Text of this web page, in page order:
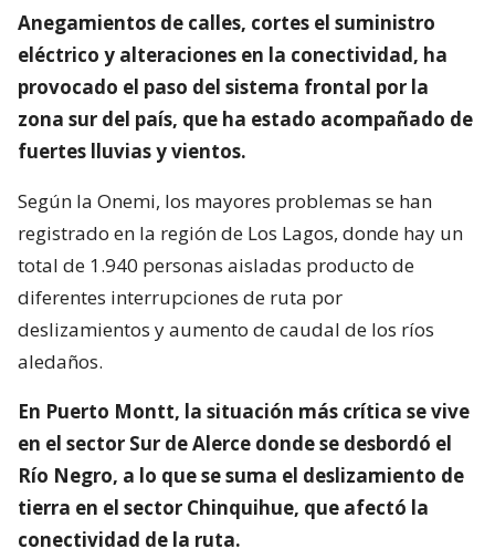
Anegamientos de calles, cortes el suministro
eléctrico y alteraciones en la conectividad, ha
provocado el paso del sistema frontal por la
zona sur del país, que ha estado acompañado de
fuertes lluvias y vientos.
Según la Onemi, los mayores problemas se han
registrado en la región de Los Lagos, donde hay un
total de 1.940 personas aisladas producto de
diferentes interrupciones de ruta por
deslizamientos y aumento de caudal de los ríos
aledaños.
En Puerto Montt, la situación más crítica se vive
en el sector Sur de Alerce donde se desbordó el
Río Negro, a lo que se suma el deslizamiento de
tierra en el sector Chinquihue, que afectó la
conectividad de la ruta.